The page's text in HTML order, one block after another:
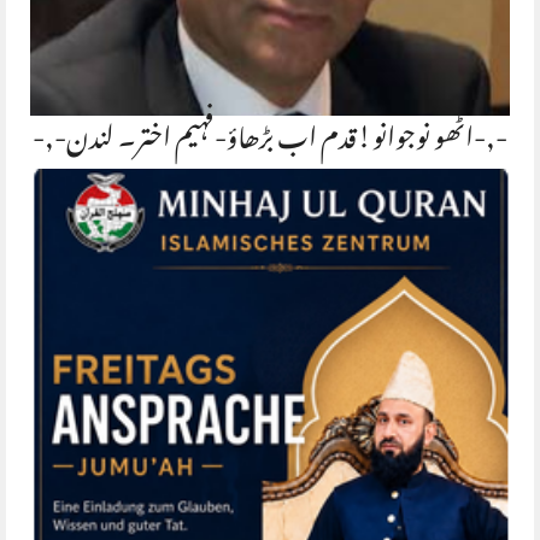
-,-اٹھو نوجوانو!قدم اب بڑھاؤ-فہیم اختر۔ لندن-,-